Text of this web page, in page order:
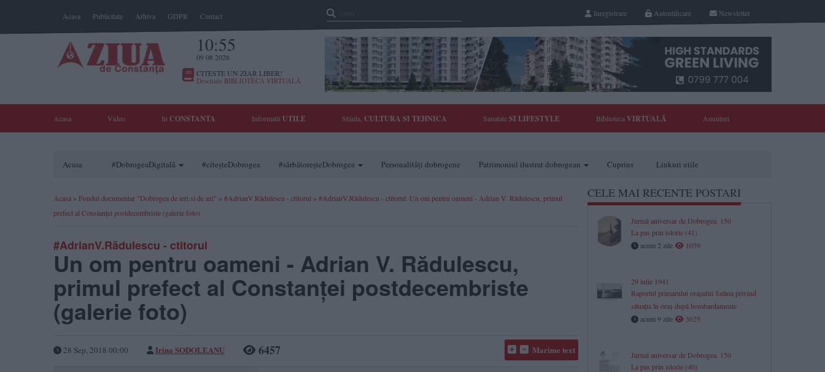
Acasa Publicitate Arhiva GDPR Contact Newsletter
Autentificare
Inregistrare
10:55
09 08 2026
CITESTE UN ZIAR LIBER!
Deschide BIBLIOTECA VIRTUALĂ
Acasa Video In CONSTANTA Informatii UTILE Stiinta, CULTURA SI TEHNICA SanatateSI LIFESTYLE BibliotecaVIRTUALĂ Anunturi
Acasa #DobrogeaDigitală #citeșteDobrogea #sărbătoreșteDobrogea Personalități dobrogene Patrimoniul ilustrat dobrogean Cuprins Linkuri utile
Acasa » Fondul documentar "Dobrogea de ieri si de azi" » #AdrianV.Rădulescu - ctitorul » #AdrianV.Rădulescu - ctitorul: Un om pentru oameni - Adrian V. Rădulescu, primul
prefect al Constanței postdecembriste (galerie foto)
#AdrianV.Rădulescu - ctitorul
Un om pentru oameni - Adrian V. Rădulescu,
primul prefect al Constanței postdecembriste
(galerie foto)
28 Sep, 2018 00:00 Irina SODOLEANU 6457 Marime text
CELE MAI RECENTE POSTARI
Jurnal aniversar de Dobrogea. 150
La pas prin istorie (41)
acum 2 zile
1059
29 iulie 1941
Raportul primarului orașului Sulina privind
situația în oraș după bombardamente
acum 9 zile
3625
Jurnal aniversar de Dobrogea. 150
La pas prin istorie (40)